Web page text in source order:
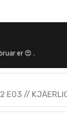
er 😍 .
E03 //